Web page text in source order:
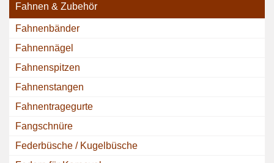
Fahnen & Zubehör
Fahnenbänder
Fahnennägel
Fahnenspitzen
Fahnenstangen
Fahnentragegurte
Fangschnüre
Federbüsche / Kugelbüsche